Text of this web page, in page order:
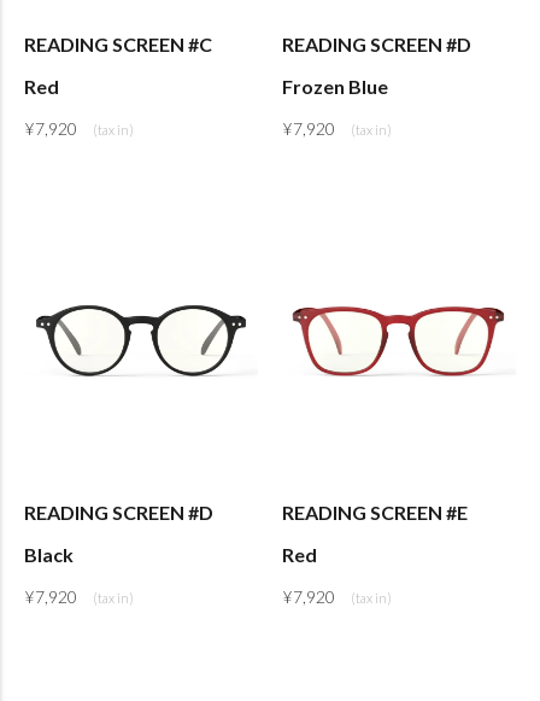
READING SCREEN #C
Red
¥7,920
READING SCREEN #D
Frozen Blue
¥7,920
READING SCREEN #D
Black
¥7,920
READING SCREEN #E
Red
¥7,920